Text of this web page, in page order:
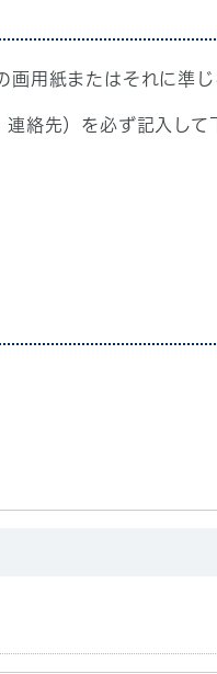
紙またはそれに準じ
絡先）を必ず記入して